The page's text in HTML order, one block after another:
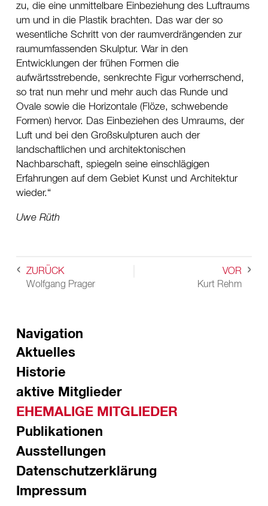
zu, die eine unmittelbare Einbeziehung des Luftraums
um und in die Plastik brachten. Das war der so
wesentliche Schritt von der raumverdrängenden zur
raumumfassenden Skulptur. War in den
Entwicklungen der frühen Formen die
aufwärtsstrebende, senkrechte Figur vorherrschend,
so trat nun mehr und mehr auch das Runde und
Ovale sowie die Horizontale (Flöze, schwebende
Formen) hervor. Das Einbeziehen des Umraums, der
Luft und bei den Großskulpturen auch der
landschaftlichen und architektonischen
Nachbarschaft, spiegeln seine einschlägigen
Erfahrungen auf dem Gebiet Kunst und Architektur
wieder.
Uwe Rüth
ZURÜCK
Wolfgang Prager
VOR
Kurt Rehm
Navigation
Aktuelles
Historie
aktive Mitglieder
EHEMALIGE MITGLIEDER
Publikationen
Ausstellungen
Datenschutzerklärung
Impressum